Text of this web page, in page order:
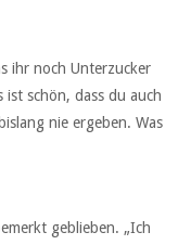
ihr noch Unterzucker
ist schön, dass du auch
nie ergeben. Was
geblieben. „Ich